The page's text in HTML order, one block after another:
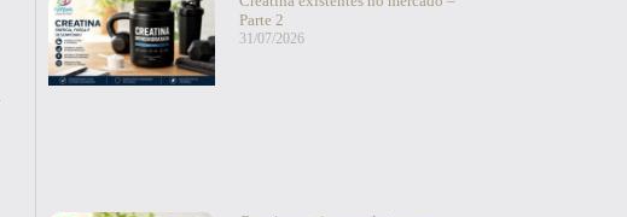
Parte 2
31/07/2026